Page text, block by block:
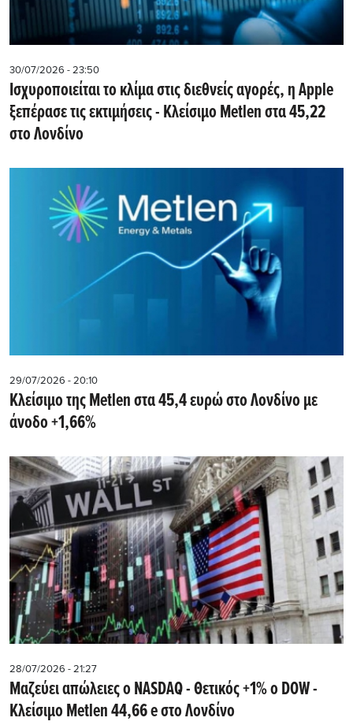
30/07/2026 - 23:50
Iσχυροποιείται το κλίμα στις διεθνείς αγορές, η Apple
ξεπέρασε τις εκτιμήσεις - Kλείσιμο Metlen στα 45,22
στο Λονδίνο
29/07/2026 - 20:10
Kλείσιμο της Metlen στα 45,4 ευρώ στο Λονδίνο με
άνοδο +1,66%
28/07/2026 - 21:27
Μαζεύει απώλειες ο NASDAQ - Θετικός +1% ο DOW -
Kλείσιμο Metlen 44,66 e στο Λονδίνο